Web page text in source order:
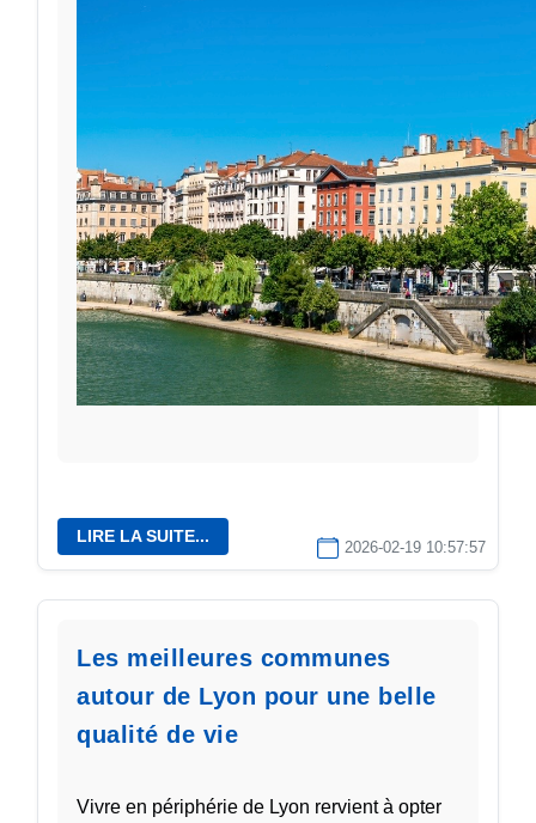
LIRE LA SUITE...
2026-02-19 10:57:57
Les meilleures communes
autour de Lyon pour une belle
qualité de vie
Vivre en périphérie de Lyon rervient à opter